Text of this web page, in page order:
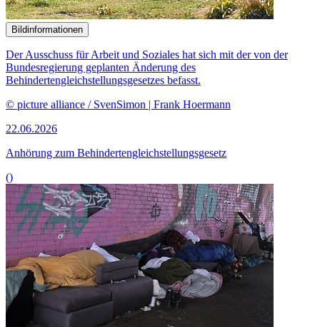
Bildinformationen
Der Ausschuss für Arbeit und Soziales hat sich mit der von der
Bundesregierung geplanten Änderung des
Behindertengleichstellungsgesetzes befasst.
© picture alliance / SvenSimon | Frank Hoermann
22.06.2026
Anhörung zum Behindertengleichstellungsgesetz
()